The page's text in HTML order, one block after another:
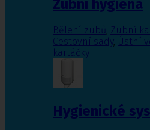
Zubní hygiena
Bělení zubů, Zubní
Cestovní sady, Ústní
kartáčky
Hygienické